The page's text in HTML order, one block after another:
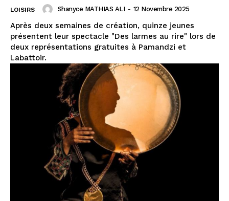
LOISIRS Shanyce MATHIAS ALI - 12 Novembre 2025
Après deux semaines de création, quinze jeunes
présentent leur spectacle "Des larmes au rire" lors de
deux représentations gratuites à Pamandzi et
Labattoir.